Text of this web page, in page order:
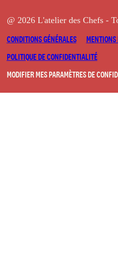
@ 2026 L'atelier des Chefs -
CONDITIONS GÉNÉRALES
MENTIONS
POLITIQUE DE CONFIDENTIALITÉ
MODIFIER MES PARAMÈTRES DE